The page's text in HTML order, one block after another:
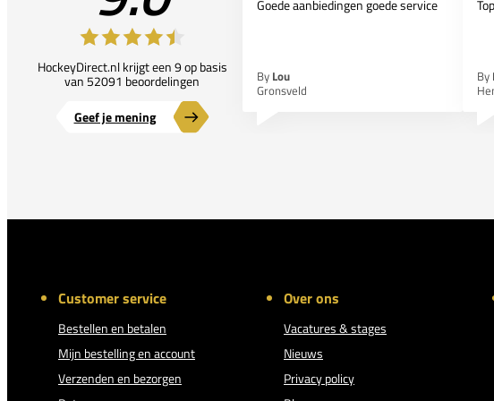
HockeyDirect.nl krijgt een 9 op basis
van 52091 beoordelingen
Geef je mening
Goede aanbiedingen goede service
By Lou
Gronsveld
By
Customer service
Bestellen en betalen
Mijn bestelling en account
Verzenden en bezorgen
Over ons
Vacatures & stages
Nieuws
Privacy policy